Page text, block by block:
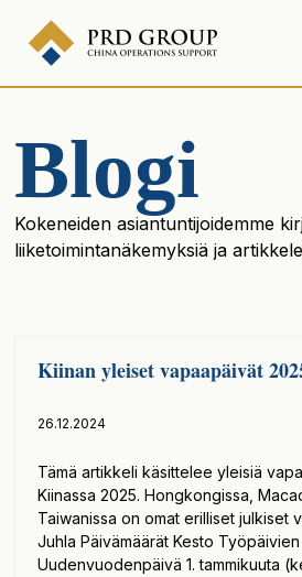
Blogi
Kokeneiden asiantuntijoidemme
liiketoimintanäkemyksiä ja
Kiinan yleiset vapaapäivät
26.12.2024
Tämä artikkeli käsittelee yleisiä
Kiinassa 2025. Hongkongissa,
Taiwanissa on omat erilliset julkiset
Juhla Päivämäärät Kesto
Uudenvuodenpäivä 1. tammikuuta